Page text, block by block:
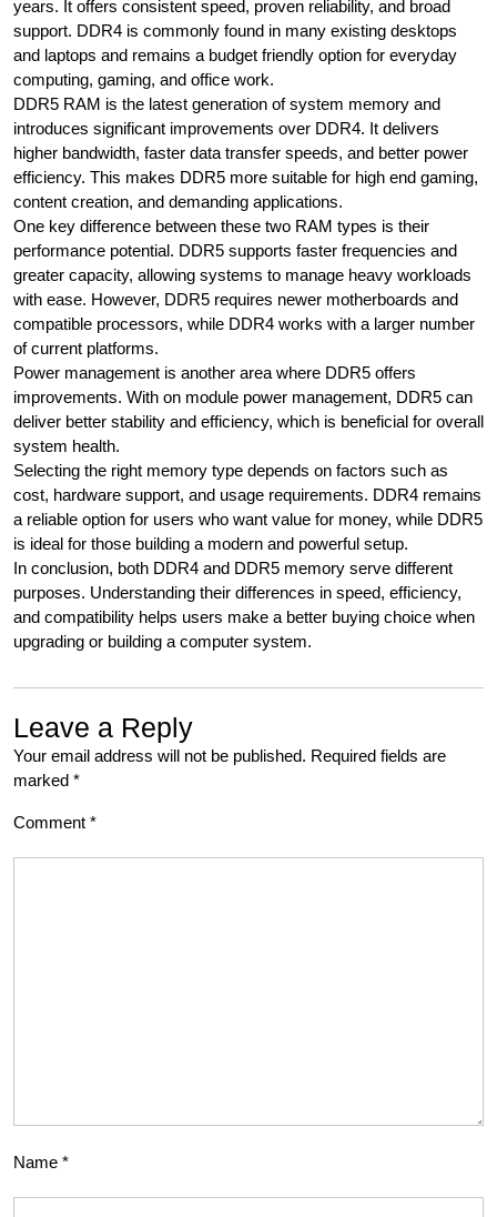
years. It offers consistent speed, proven reliability, and broad
support. DDR4 is commonly found in many existing desktops
and laptops and remains a budget friendly option for everyday
computing, gaming, and office work.
DDR5 RAM is the latest generation of system memory and
introduces significant improvements over DDR4. It delivers
higher bandwidth, faster data transfer speeds, and better power
efficiency. This makes DDR5 more suitable for high end gaming,
content creation, and demanding applications.
One key difference between these two RAM types is their
performance potential. DDR5 supports faster frequencies and
greater capacity, allowing systems to manage heavy workloads
with ease. However, DDR5 requires newer motherboards and
compatible processors, while DDR4 works with a larger number
of current platforms.
Power management is another area where DDR5 offers
improvements. With on module power management, DDR5 can
deliver better stability and efficiency, which is beneficial for overall
system health.
Selecting the right memory type depends on factors such as
cost, hardware support, and usage requirements. DDR4 remains
a reliable option for users who want value for money, while DDR5
is ideal for those building a modern and powerful setup.
In conclusion, both DDR4 and DDR5 memory serve different
purposes. Understanding their differences in speed, efficiency,
and compatibility helps users make a better buying choice when
upgrading or building a computer system.
Leave a Reply
Your email address will not be published. Required fields are
marked *
Comment *
Name *